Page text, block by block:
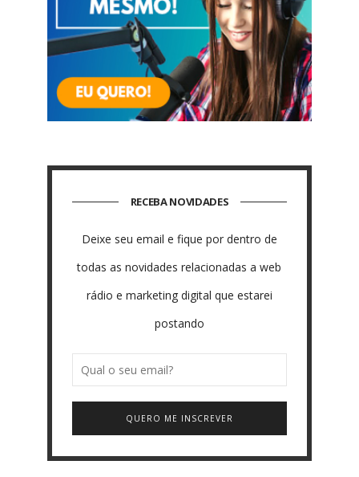
RECEBA NOVIDADES
Deixe seu email e fique por dentro de
todas as novidades relacionadas a web
rádio e marketing digital que estarei
postando
QUERO ME INSCREVER